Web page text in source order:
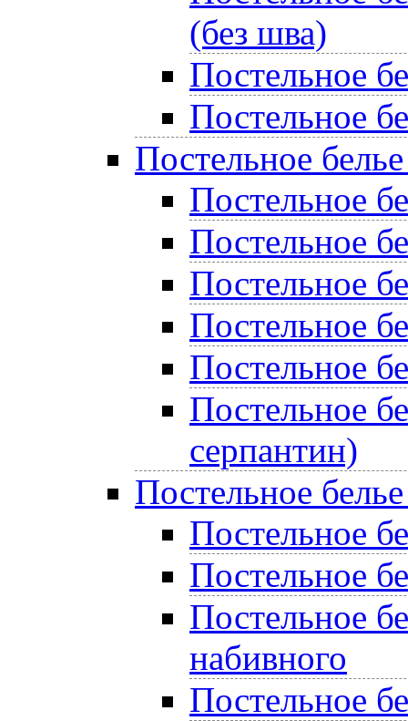
(без шва)
Постельное
Постельное
Постельное
Постельное
Постельное
Постельное
Постельное
Постельное
Постельное
серпантин)
Постельное
Постельное
Постельное
Постельное
набивного
Постельное